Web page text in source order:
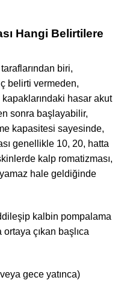
Hangi Belirtilere
taraflarından biri,
belirti vermeden,
hasar akut
sonra başlayabilir,
kapasitesi sayesinde,
genellikle 10, 20, hatta
kalp romatizması,
hale geldiğinde
kalbin pompalama
çıkan başlıca
gece yatınca)